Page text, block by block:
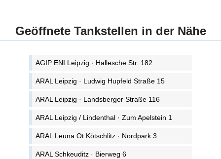
Geöffnete Tankstellen in der Nähe
AGIP ENI Leipzig · Hallesche Str. 182
ARAL Leipzig · Ludwig Hupfeld Straße 15
ARAL Leipzig · Landsberger Straße 116
ARAL Leipzig / Lindenthal · Zum Apelstein 1
ARAL Leuna Ot Kötschlitz · Nordpark 3
ARAL Schkeuditz · Bierweg 6